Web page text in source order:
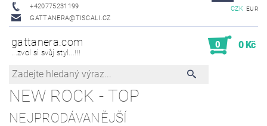
+420775231199
GATTANERA@TISCALI.CZ
CZK EUR
gattanera.com
...zvol si svůj styl...!!!
0 0 Kč
NEW ROCK - TOP
NEJPRODÁVANĚJŠÍ